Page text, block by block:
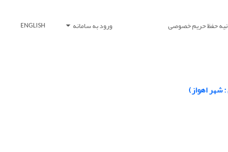
حفظ حریم خصوصی ورود به سامانه ENGLISH
شهر اهواز)